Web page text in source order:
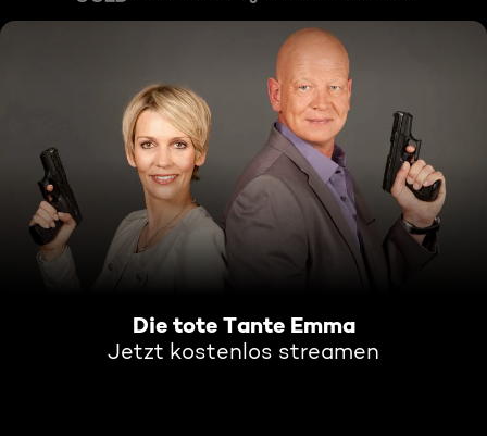
Die tote Tante Emma
Jetzt kostenlos streamen